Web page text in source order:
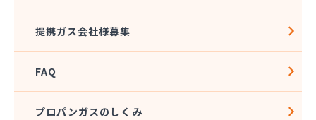
株式会社あみや商事 本社
株式会社エイチティーピー
株式会社エイチティーピー
株式会社エス・アイ東海
提携ガス会社様募集
FAQ
プロパンガスのしくみ